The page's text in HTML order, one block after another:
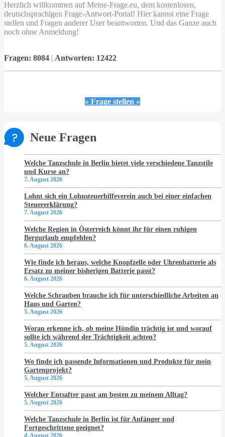
Herzlich willkommen auf Meine-Frage.eu, dem kostenlosen,
deutschsprachigen Frage-Antwort-Portal! Hier kannst eine Frage
stellen und Fragen anderer User beantworten. Und das Ganze auch
noch ohne Anmeldung!
Fragen: 8084 | Antworten: 12422
» Frage stellen «
Neue Fragen
Welche Tanzschule in Berlin bietet viele verschiedene Tanzstile
und Kurse an?
7. August 2026
Lohnt sich ein Lohnsteuerhilfeverein auch bei einer einfachen
Steuererklärung?
7. August 2026
Welche Region in Österreich könnt ihr für einen ruhigen
Bergurlaub empfehlen?
6. August 2026
Wie finde ich heraus, welche Knopfzelle oder Uhrenbatterie als
Ersatz zu meiner bisherigen Batterie passt?
6. August 2026
Welche Schrauben brauche ich für unterschiedliche Arbeiten an
Haus und Garten?
5. August 2026
Woran erkenne ich, ob meine Hündin trächtig ist und worauf
sollte ich während der Trächtigkeit achten?
5. August 2026
Wo finde ich passende Informationen und Produkte für mein
Gartenprojekt?
5. August 2026
Welcher Entsafter passt am besten zu meinem Alltag?
5. August 2026
Welche Tanzschule in Berlin ist für Anfänger und
Fortgeschrittene geeignet?
4. August 2026